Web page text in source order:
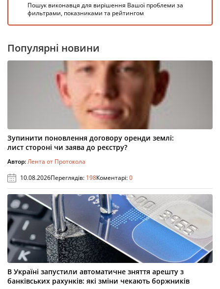
Пошук виконавця для вирішення Вашої проблеми за
фильтрами, показниками та рейтингом
Популярні новини
Зупинити поновлення договору оренди землі:
лист стороні чи заява до реєстру?
Автор:Лента от Протокола
10.08.2026Переглядів: 198Коментарі:0
В Україні запустили автоматичне зняття арешту з
банківських рахунків: які зміни чекають боржників